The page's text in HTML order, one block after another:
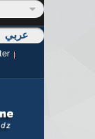
عربي